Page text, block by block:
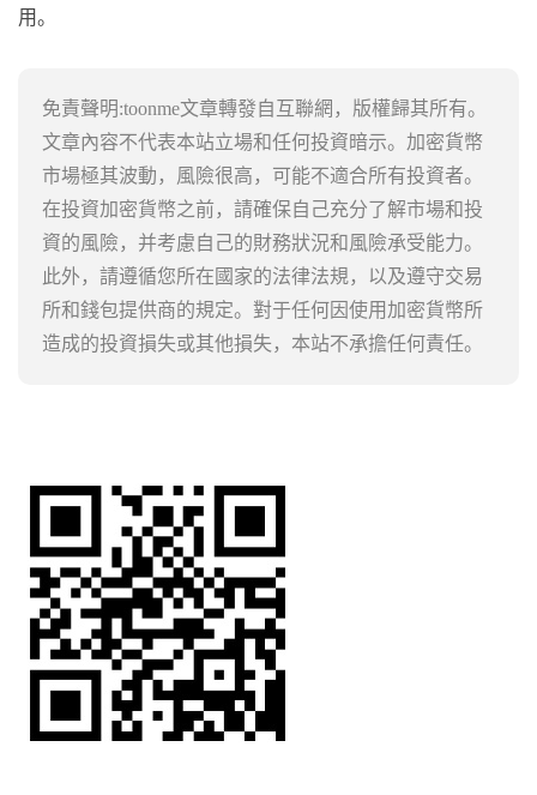
用。
免責聲明:toonme文章轉發自互聯網，版權歸其所有。
文章內容不代表本站立場和任何投資暗示。加密貨幣
市場極其波動，風險很高，可能不適合所有投資者。
在投資加密貨幣之前，請確保自己充分了解市場和投
資的風險，并考慮自己的財務狀況和風險承受能力。
此外，請遵循您所在國家的法律法規，以及遵守交易
所和錢包提供商的規定。對于任何因使用加密貨幣所
造成的投資損失或其他損失，本站不承擔任何責任。